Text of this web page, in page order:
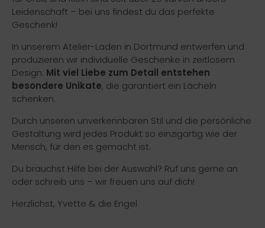
Leidenschaft – bei uns findest du das perfekte
Geschenk!
In unserem Atelier-Laden in Dortmund entwerfen und
produzieren wir individuelle Geschenke in zeitlosem
Design. Mit viel Liebe zum Detail entstehen
besondere Unikate, die garantiert ein Lächeln
schenken.
Durch unseren unverkennbaren Stil und die persönliche
Gestaltung wird jedes Produkt so einzigartig wie der
Mensch, für den es gemacht ist.
Du brauchst Hilfe bei der Auswahl? Ruf uns gerne an
oder schreib uns – wir freuen uns auf dich!
Herzlichst, Yvette & die Engel